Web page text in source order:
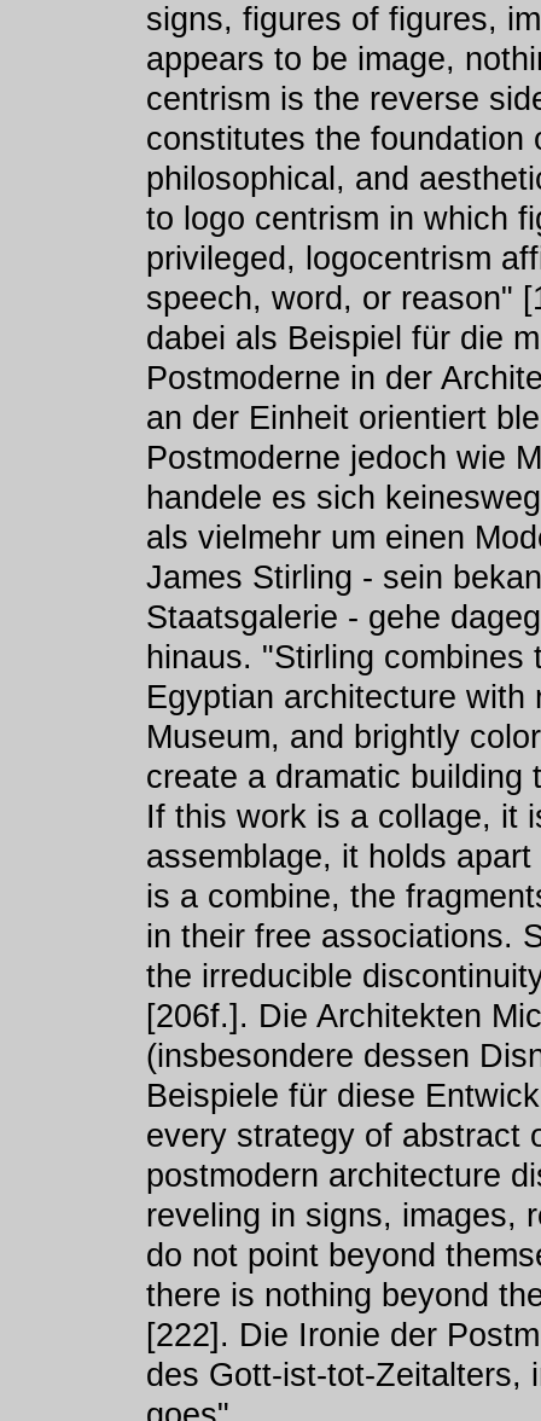
signs, figures of figures,
appears to be image,
centrism is the reverse
constitutes the foundation
philosophical, and
to logo centrism in which
privileged, logocentrism
speech, word, or reason"
dabei als Beispiel für die
Postmoderne in der
an der Einheit orientiert
Postmoderne jedoch wie
handele es sich
als vielmehr um einen
James Stirling - sein
Staatsgalerie - gehe
hinaus. "Stirling
Egyptian architecture
Museum, and brightly
create a dramatic
If this work is a collage, it
assemblage, it holds
is a combine, the
in their free associations.
the irreducible
[206f.]. Die Architekten
(insbesondere dessen
Beispiele für diese
every strategy of abstract
postmodern architecture
reveling in signs, images,
do not point beyond
there is nothing beyond
[222]. Die Ironie der
des Gott-ist-tot-Zeitalters,